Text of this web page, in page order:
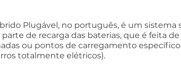
Plugável, no português, é um sistema
de recarga das baterias, que é feita
ou pontos de carregamento específico
totalmente elétricos).